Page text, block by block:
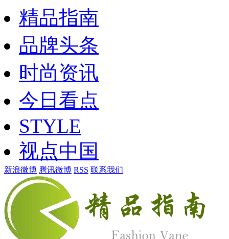
精品指南
品牌头条
时尚资讯
今日看点
STYLE
视点中国
新浪微博 腾讯微博 RSS 联系我们